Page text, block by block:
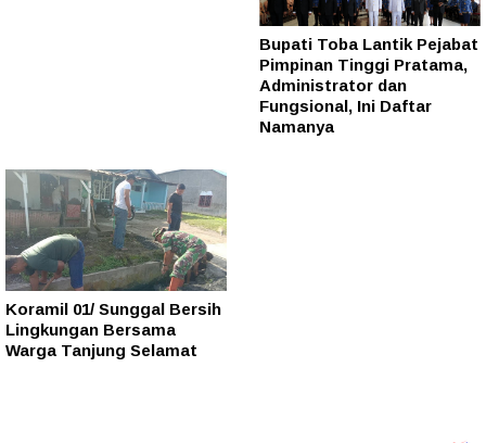
Bupati Toba Lantik Pejabat
Pimpinan Tinggi Pratama,
Administrator dan
Fungsional, Ini Daftar
Namanya
Koramil 01/ Sunggal Bersih
Lingkungan Bersama
Warga Tanjung Selamat